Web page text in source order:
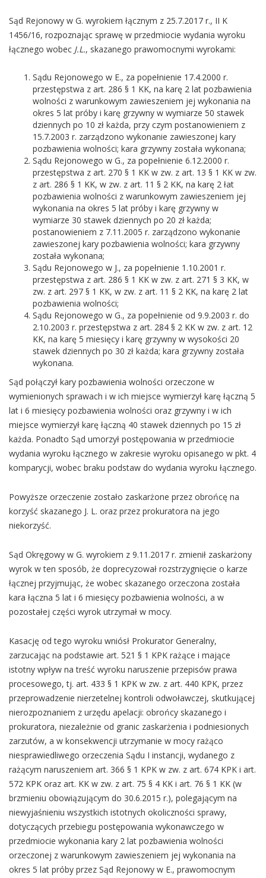
Sąd Rejonowy w G. wyrokiem łącznym z 25.7.2017 r., II K
1456/16, rozpoznając sprawę w przedmiocie wydania wyroku
łącznego wobec J.L., skazanego prawomocnymi wyrokami:
Sądu Rejonowego w E., za popełnienie 17.4.2000 r.
przestępstwa z art. 286 § 1 KK, na karę 2 lat pozbawienia
wolności z warunkowym zawieszeniem jej wykonania na
okres 5 lat próby i karę grzywny w wymiarze 50 stawek
dziennych po 10 zł każda, przy czym postanowieniem z
15.7.2003 r. zarządzono wykonanie zawieszonej kary
pozbawienia wolności; kara grzywny została wykonana;
Sądu Rejonowego w G., za popełnienie 6.12.2000 r.
przestępstwa z art. 270 § 1 KK w zw. z art. 13 § 1 KK w zw.
z art. 286 § 1 KK, w zw. z art. 11 § 2 KK, na karę 2 łat
pozbawienia wolności z warunkowym zawieszeniem jej
wykonania na okres 5 lat próby i karę grzywny w
wymiarze 30 stawek dziennych po 20 zł każda;
postanowieniem z 7.11.2005 r. zarządzono wykonanie
zawieszonej kary pozbawienia wolności; kara grzywny
została wykonana;
Sądu Rejonowego w J., za popełnienie 1.10.2001 r.
przestępstwa z art. 286 § 1 KK w zw. z art. 271 § 3 KK, w
zw. z art. 297 § 1 KK, w zw. z art. 11 § 2 KK, na karę 2 lat
pozbawienia wolności;
Sądu Rejonowego w G., za popełnienie od 9.9.2003 r. do
2.10.2003 r. przestępstwa z art. 284 § 2 KK w zw. z art. 12
KK, na karę 5 miesięcy i karę grzywny w wysokości 20
stawek dziennych po 30 zł każda; kara grzywny została
wykonana.
Sąd połączył kary pozbawienia wolności orzeczone w
wymienionych sprawach i w ich miejsce wymierzył karę łączną 5
lat i 6 miesięcy pozbawienia wolności oraz grzywny i w ich
miejsce wymierzył karę łączną 40 stawek dziennych po 15 zł
każda. Ponadto Sąd umorzył postępowania w przedmiocie
wydania wyroku łącznego w zakresie wyroku opisanego w pkt. 4
komparycji, wobec braku podstaw do wydania wyroku łącznego.
Powyższe orzeczenie zostało zaskarżone przez obrońcę na
korzyść skazanego J. L. oraz przez prokuratora na jego
niekorzyść.
Sąd Okręgowy w G. wyrokiem z 9.11.2017 r. zmienił zaskarżony
wyrok w ten sposób, że doprecyzował rozstrzygnięcie o karze
łącznej przyjmując, że wobec skazanego orzeczona została
kara łączna 5 lat i 6 miesięcy pozbawienia wolności, a w
pozostałej części wyrok utrzymał w mocy.
Kasację od tego wyroku wniósł Prokurator Generalny,
zarzucając na podstawie art. 521 § 1 KPK rażące i mające
istotny wpływ na treść wyroku naruszenie przepisów prawa
procesowego, tj. art. 433 § 1 KPK w zw. z art. 440 KPK, przez
przeprowadzenie nierzetelnej kontroli odwoławczej, skutkującej
nierozpoznaniem z urzędu apelacji: obrońcy skazanego i
prokuratora, niezależnie od granic zaskarżenia i podniesionych
zarzutów, a w konsekwencji utrzymanie w mocy rażąco
niesprawiedliwego orzeczenia Sądu I instancji, wydanego z
rażącym naruszeniem art. 366 § 1 KPK w zw. z art. 674 KPK i art.
572 KPK oraz art. KK w zw. z art. 75 § 4 KK i art. 76 § 1 KK (w
brzmieniu obowiązującym do 30.6.2015 r.), polegającym na
niewyjaśnieniu wszystkich istotnych okoliczności sprawy,
dotyczących przebiegu postępowania wykonawczego w
przedmiocie wykonania kary 2 lat pozbawienia wolności
orzeczonej z warunkowym zawieszeniem jej wykonania na
okres 5 lat próby przez Sąd Rejonowy w E., prawomocnym